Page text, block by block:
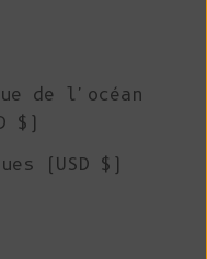
de l'océan
$)
(USD $)